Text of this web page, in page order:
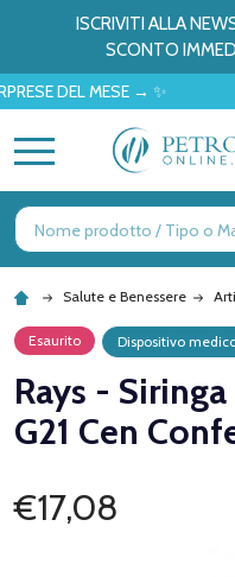
ISCRIVITI ALLA
SCONTO
DEL MESE → ✨
Ricerca
Salute e Benessere
Esaurito Dispositivo
Rays -
G21 Cen
€17,08